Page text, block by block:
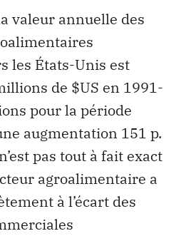
valeur annuelle des
les États-Unis est
de $US en 1991-
pour la période
augmentation 151 p.
pas tout à fait exact
agroalimentaire a
à l’écart des